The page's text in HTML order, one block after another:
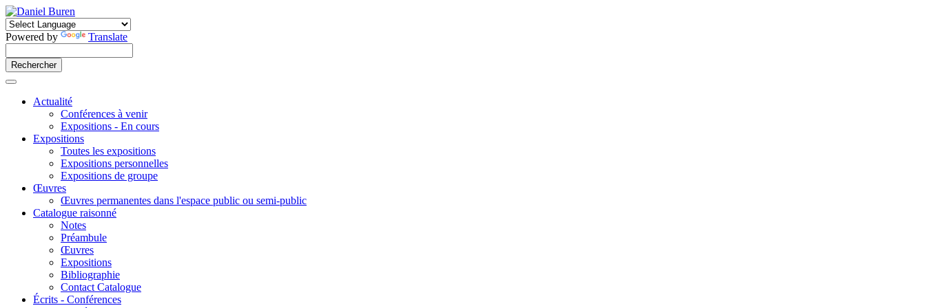
Powered by Translate
Actualité
Conférences à venir
Expositions - En cours
Expositions
Toutes les expositions
Expositions personnelles
Expositions de groupe
Œuvres
Œuvres permanentes dans l'espace public ou semi-public
Catalogue raisonné
Notes
Préambule
Œuvres
Expositions
Bibliographie
Contact Catalogue
Écrits - Conférences